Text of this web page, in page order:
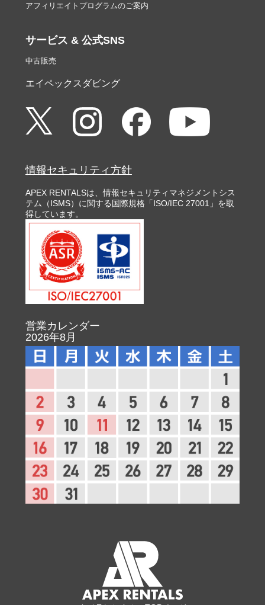
アフィリエイトプログラムのご案内
サービス & 公式SNS
中古販売
エイペックスダビング
情報セキュリティ方針
APEX RENTALSは、情報セキュリティマネジメントシス
テム（ISMS）に関する国際規格「ISO/IEC 27001」を取
得しています。
営業カレンダー
2026年8月